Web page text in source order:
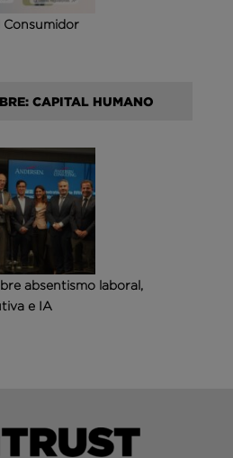
Consumidor
CAPITAL HUMANO
absentismo laboral,
e IA